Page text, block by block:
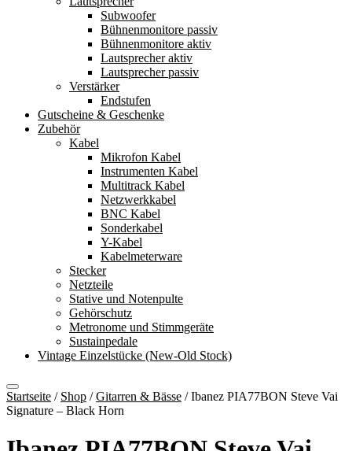
Subwoofer
Bühnenmonitore passiv
Bühnenmonitore aktiv
Lautsprecher aktiv
Lautsprecher passiv
Verstärker
Endstufen
Gutscheine & Geschenke
Zubehör
Kabel
Mikrofon Kabel
Instrumenten Kabel
Multitrack Kabel
Netzwerkkabel
BNC Kabel
Sonderkabel
Y-Kabel
Kabelmeterware
Stecker
Netzteile
Stative und Notenpulte
Gehörschutz
Metronome und Stimmgeräte
Sustainpedale
Vintage Einzelstücke (New-Old Stock)
Startseite / Shop /Gitarren & Bässe /Ibanez PIA77BON Steve Vai
Signature – Black Horn